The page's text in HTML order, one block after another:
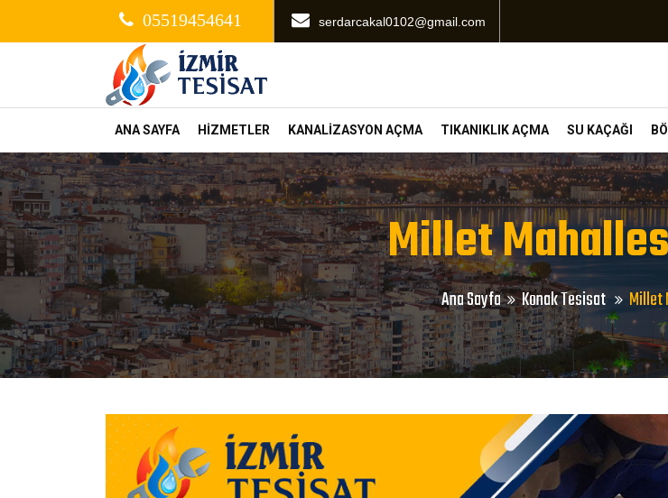
05519454641 serdarcakal0102@gmail.com
ANA SAYFA HİZMETLER KANALİZASYON AÇMA TIKANIKLIK AÇMA SU KAÇAĞI
Millet
Ana Sayfa Konak Tesisat Millet